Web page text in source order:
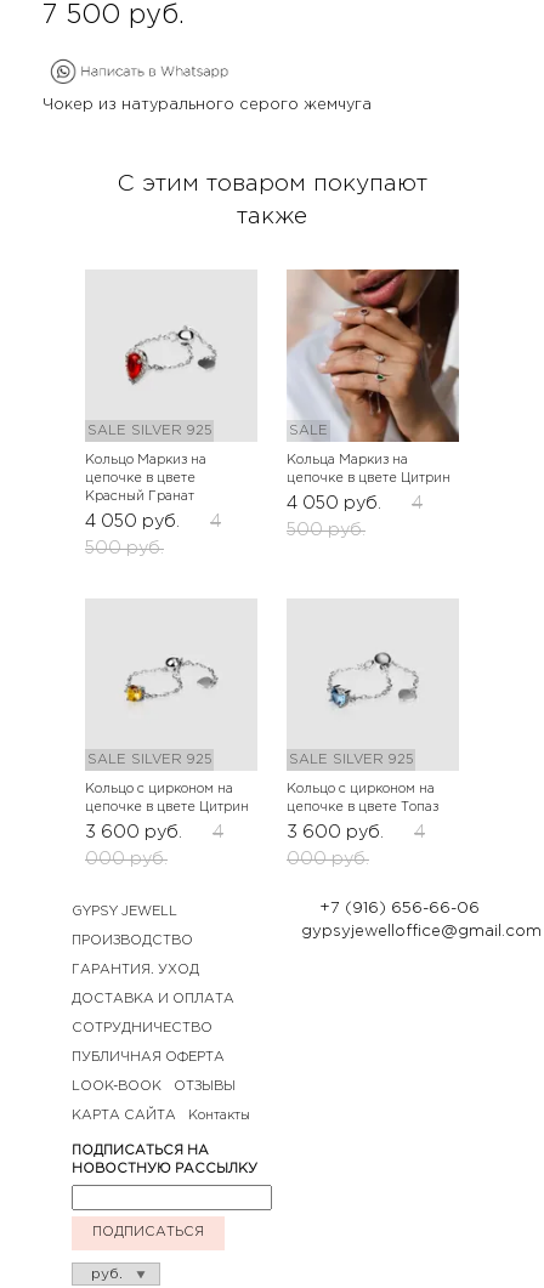
7 500 руб.
Чокер из натурального серого жемчуга
С этим товаром покупают
также
SALE SILVER 925
Кольцо Маркиз на
цепочке в цвете
Красный Гранат
4 050 руб.
4
500 руб.
SALE
Кольца Маркиз на
цепочке в цвете Цитрин
4 050 руб.
4
500 руб.
SALE SILVER 925
Кольцо с цирконом на
цепочке в цвете Цитрин
3 600 руб.
4
000 руб.
SALE SILVER 925
Кольцо с цирконом на
цепочке в цвете Топаз
3 600 руб.
4
000 руб.
GYPSY JEWELL
ПРОИЗВОДСТВО
ГАРАНТИЯ. УХОД
ДОСТАВКА И ОПЛАТА
СОТРУДНИЧЕСТВО
ПУБЛИЧНАЯ ОФЕРТА
LOOK-BOOK ОТЗЫВЫ
КАРТА САЙТА Контакты
+7 (916) 656-66-06
gypsyjewelloffice@gmail.com
ПОДПИСАТЬСЯ НА
НОВОСТНУЮ РАССЫЛКУ
ПОДПИСАТЬСЯ